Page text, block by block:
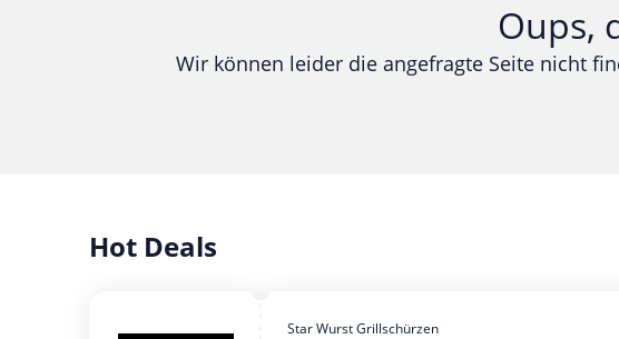
Computer & Elektronik
Oups,
Wir können leider die angefragte Seite nicht
Hot Deals
Star Wurst Grillschürzen